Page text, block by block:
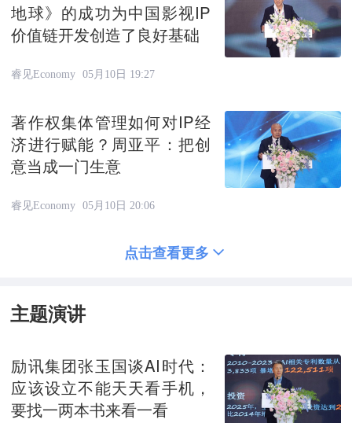
地球》的成功为中国影视IP
价值链开发创造了良好基础
睿见Economy 05月10日 19:27
著作权集体管理如何对IP经
济进行赋能？周亚平：把创
意当成一门生意
睿见Economy 05月10日 20:06
点击查看更多
主题演讲
励讯集团张玉国谈AI时代：
应该设立不能天天看手机，
要找一两本书来看一看